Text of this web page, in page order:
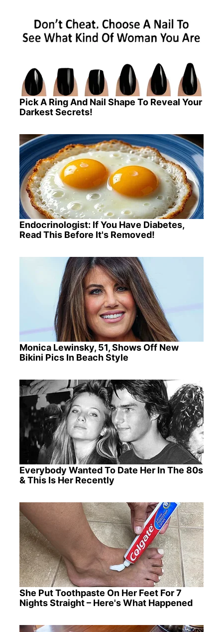
Pick A Ring And Nail Shape To Reveal Your
Darkest Secrets!
Endocrinologist: If You Have Diabetes,
Read This Before It's Removed!
Monica Lewinsky, 51, Shows Off New
Bikini Pics In Beach Style
Everybody Wanted To Date Her In The 80s
& This Is Her Recently
She Put Toothpaste On Her Feet For 7
Nights Straight – Here's What Happened